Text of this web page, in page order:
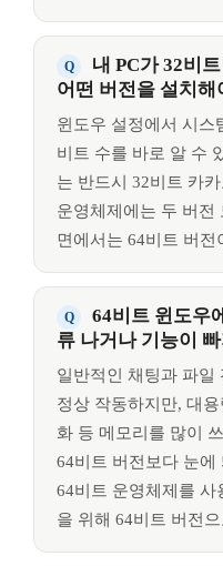
내 PC가 32비
어떤 버전을 설치해
윈도우 설정에서 시스
비트 수를 바로 알 수
는 반드시 32비트 카
운영체제에는 두 버전
면에서는 64비트 버전
64비트 윈도우
류 나거나 기능이
일반적인 채팅과 파일
정상 작동하지만, 대
화 등 메모리를 많이
64비트 버전보다 눈에
64비트 운영체제를 사
을 위해 64비트 버전